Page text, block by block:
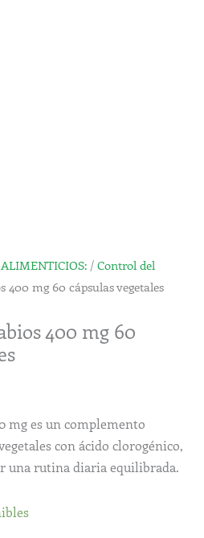
/ Control del
400 mg 60 cápsulas vegetales
400 mg 60
mg es un complemento
con ácido clorogénico,
una rutina diaria equilibrada.